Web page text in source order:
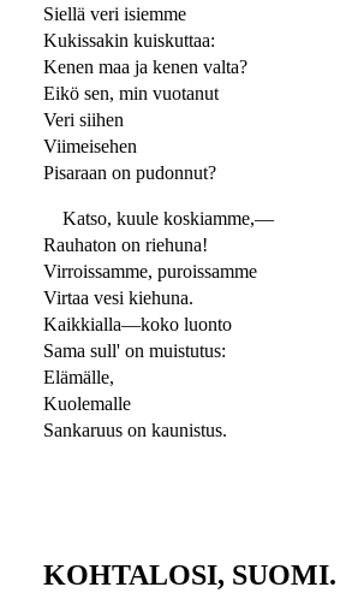
Siellä veri isiemme
Kukissakin kuiskuttaa:
Kenen maa ja kenen valta?
Eikö sen, min vuotanut
Veri siihen
Viimeisehen
Pisaraan on pudonnut?
Katso, kuule koskiamme,—
Rauhaton on riehuna!
Virroissamme, puroissamme
Virtaa vesi kiehuna.
Kaikkialla—koko luonto
Sama sull' on muistutus:
Elämälle,
Kuolemalle
Sankaruus on kaunistus.
KOHTALOSI, SUOMI.